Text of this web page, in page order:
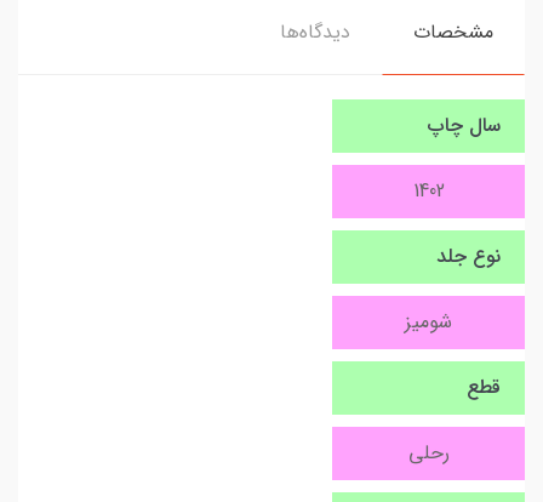
مشخصات دیدگاه‌ها
سال چاپ
1402
نوع جلد
شومیز
قطع
رحلی